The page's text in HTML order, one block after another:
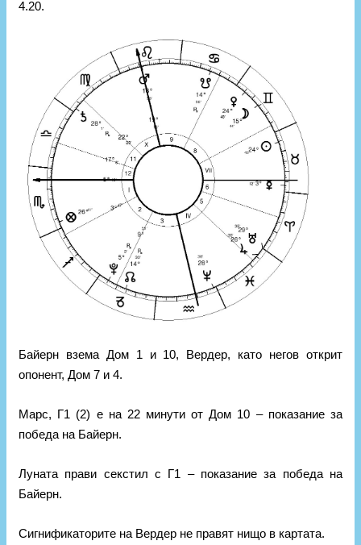
4.20.
Байерн взема Дом 1 и 10, Вердер, като негов открит
опонент, Дом 7 и 4.
Марс, Г1 (2) е на 22 минути от Дом 10 – показание за
победа на Байерн.
Луната прави секстил с Г1 – показание за победа на
Байерн.
Сигнификаторите на Вердер не правят нищо в картата.